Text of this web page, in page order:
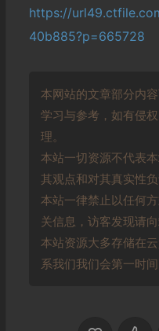
https://
40b885?p=665728
本网站的文章部分内
学习与参考，如有侵
理。
本站一切资源不代表
其观点和对其真实性负
本站一律禁止以任何
关信息，访客发现请
本站资源大多存储在
系我们我们会第一时间